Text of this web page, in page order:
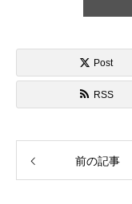
Post
RSS
前の記事